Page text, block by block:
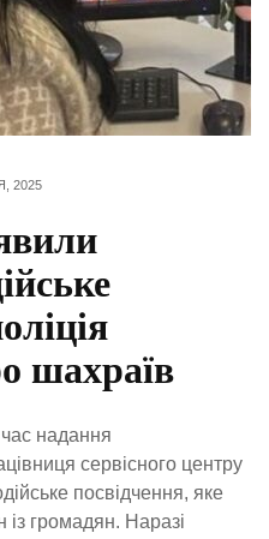
2025
шахраїв
надання
сервісного центру
посвідчення, яке
із громадян. Наразі